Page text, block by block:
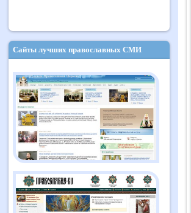
Сайты лучших православных СМИ